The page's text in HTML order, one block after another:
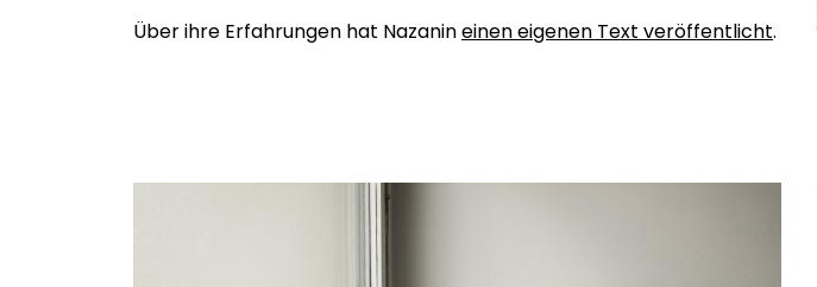
Über ihre Erfahrungen hat Nazanineinen eigenen Text veröffentlicht.